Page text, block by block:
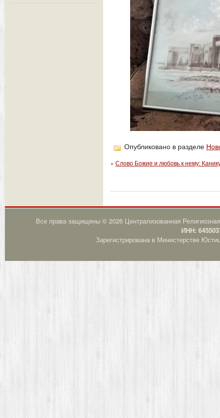
Опубликовано в разделе
« Слово Божие и любовь к нему:
Все права защищены © 2026 Централизованная
ИНН:
Зарегистрирована в Министерстве